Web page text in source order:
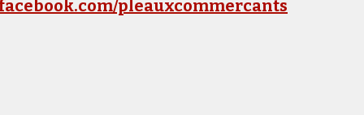
pleauxcommercants